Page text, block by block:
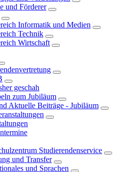
und Förderer
Informatik und Medien
Technik
Wirtschaft
geschah
zum Jubiläum
Aktuelle Beiträge - Jubiläum
Studierendenservice
und Transfer
und Sprachen